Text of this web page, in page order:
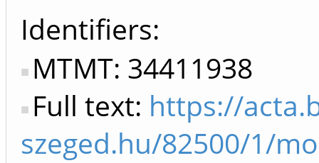
Identifiers
MTMT: 34411938
Full text: https://
szeged.hu/82500/1/